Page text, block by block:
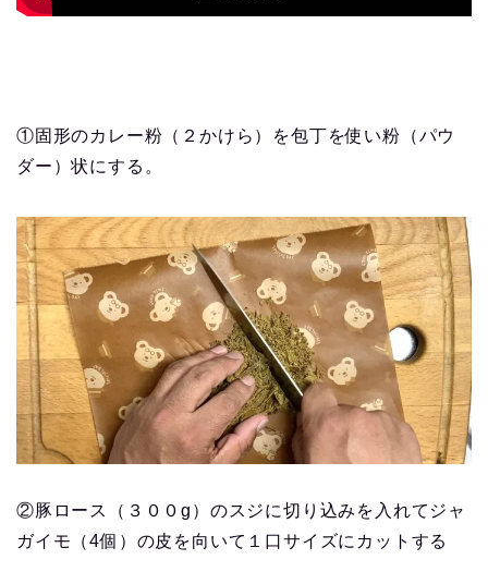
①固形のカレー粉（２かけら）を包丁を使い粉（パウ
ダー）状にする。
②豚ロース（３００g）のスジに切り込みを入れてジャ
ガイモ（4個）の皮を向いて１口サイズにカットする